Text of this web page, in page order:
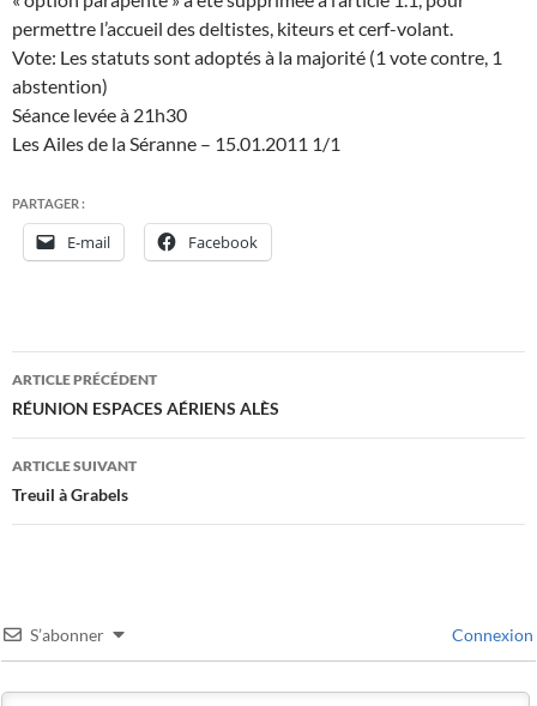
permettre l’accueil des deltistes, kiteurs et cerf-volant.
Vote: Les statuts sont adoptés à la majorité (1 vote contre, 1
abstention)
Séance levée à 21h30
Les Ailes de la Séranne – 15.01.2011 1/1
PARTAGER :
E-mail Facebook
Navigation
des
articles
ARTICLE PRÉCÉDENT
RÉUNION ESPACES AÉRIENS ALÈS
ARTICLE SUIVANT
Treuil à Grabels
S’abonner Connexion